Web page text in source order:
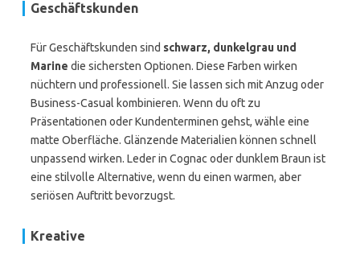
Geschäftskunden
Für Geschäftskunden sind schwarz, dunkelgrau und
Marine die sichersten Optionen. Diese Farben wirken
nüchtern und professionell. Sie lassen sich mit Anzug oder
Business-Casual kombinieren. Wenn du oft zu
Präsentationen oder Kundenterminen gehst, wähle eine
matte Oberfläche. Glänzende Materialien können schnell
unpassend wirken. Leder in Cognac oder dunklem Braun ist
eine stilvolle Alternative, wenn du einen warmen, aber
seriösen Auftritt bevorzugst.
Kreative